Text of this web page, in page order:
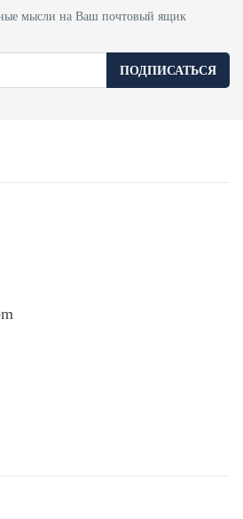
мысли на Ваш почтовый ящик
ПОДПИСАТЬСЯ